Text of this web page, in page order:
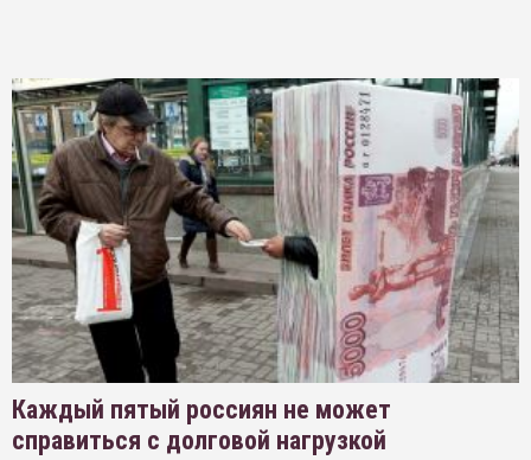
Каждый пятый россиян не может
справиться с долговой нагрузкой